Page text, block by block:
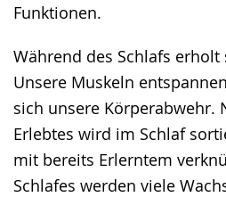
Funktionen.
Während des Schlafs
Unsere Muskeln
sich unsere Körperabwehr.
Erlebtes wird im Schlaf
mit bereits Erlerntem
Schlafes werden viele